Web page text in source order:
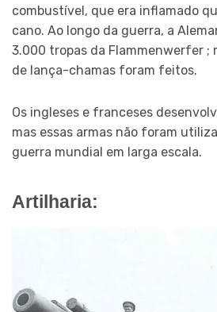
combustível, que era inflamado
cano. Ao longo da guerra, a
3.000 tropas da Flammenwerfer ;
de lança-chamas foram feitos.
Os ingleses e franceses
mas essas armas não foram
guerra mundial em larga escala.
Artilharia: